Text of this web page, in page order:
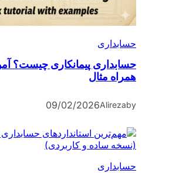
حسابداری
حسابداری پیمانکاری چیست؟
همراه مثال
by
Alireza
09/02/2026
حسابداری